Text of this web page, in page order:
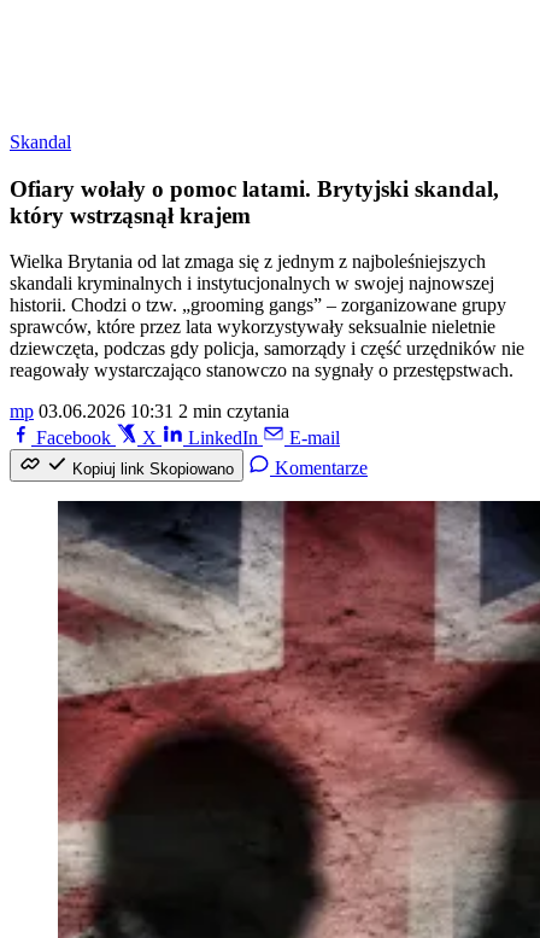
Skandal
Ofiary wołały o pomoc latami. Brytyjski skandal,
który wstrząsnął krajem
Wielka Brytania od lat zmaga się z jednym z najboleśniejszych
skandali kryminalnych i instytucjonalnych w swojej najnowszej
historii. Chodzi o tzw. „grooming gangs” – zorganizowane grupy
sprawców, które przez lata wykorzystywały seksualnie nieletnie
dziewczęta, podczas gdy policja, samorządy i część urzędników nie
reagowały wystarczająco stanowczo na sygnały o przestępstwach.
mp 03.06.2026 10:31 2 min czytania
Facebook
X LinkedIn E-mail
Kopiuj link Skopiowano Komentarze